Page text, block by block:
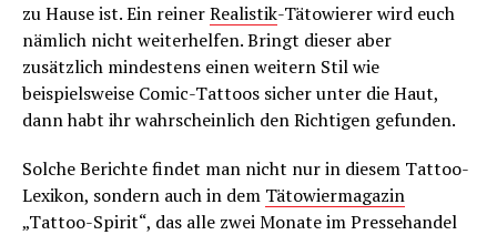
zu Hause ist. Ein reinerRealistik-Tätowierer wird euch
nämlich nicht weiterhelfen. Bringt dieser aber
zusätzlich mindestens einen weitern Stil wie
beispielsweise Comic-Tattoos sicher unter die Haut,
dann habt ihr wahrscheinlich den Richtigen gefunden.
Solche Berichte findet man nicht nur in diesem Tattoo-
Lexikon, sondern auch in dem Tätowiermagazin
„Tattoo-Spirit“, das alle zwei Monate im Pressehandel